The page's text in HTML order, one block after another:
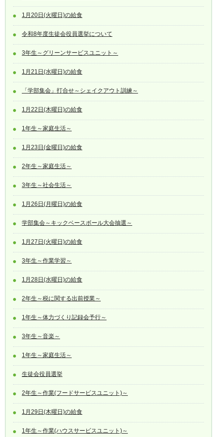
1月20日(火曜日)の給食
令和8年度生徒会役員選挙について
3年生～グリーンサービスユニット～
1月21日(水曜日)の給食
「学部集会」打合せ～シェイクアウト訓練～
1月22日(木曜日)の給食
1年生～家庭生活～
1月23日(金曜日)の給食
2年生～家庭生活～
3年生～社会生活～
1月26日(月曜日)の給食
学部集会～キックベースボール大会抽選～
1月27日(火曜日)の給食
3年生～作業学習～
1月28日(水曜日)の給食
2年生～税に関する出前授業～
1年生～体力づくり記録会予行～
3年生～音楽～
1年生～家庭生活～
生徒会役員選挙
2年生～作業(フードサービスユニット)～
1月29日(木曜日)の給食
1年生～作業(ハウスサービスユニット)～